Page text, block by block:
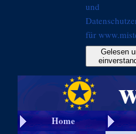
und
für
Gelesen
Home